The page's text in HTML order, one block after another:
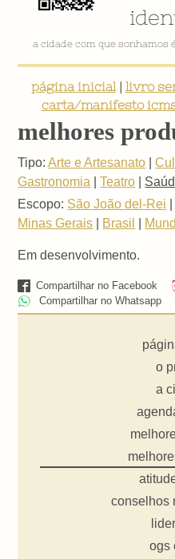
a cidade com que sonhamos
página inicial| livro
carta/manifesto
melhores
Tipo: Arte e Artesanato |
Gastronomia |Teatro
Escopo: São João del-Rei
Minas Gerais
Brasil
Em desenvolvimento.
Compartilhar no Facebook
Compartilhar no Whatsapp
o
a
conselhos
ogs